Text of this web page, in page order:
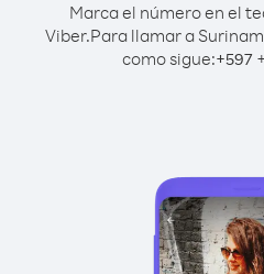
Marca el número en el
Viber.Para llamar a
como sigue:+597+